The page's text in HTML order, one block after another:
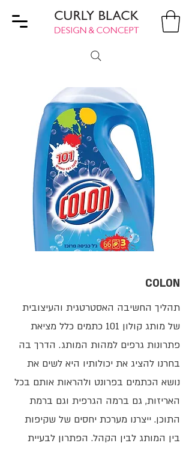
COLON​
תהליך החשיבה האסטרטגית והעיצובית
של מותג קולון 101 כתמים כלל מציאת
פתרונות גרפים למהות המותג. הדרך בה
בחרנו להציג את יכולותיו היא לשים את
נושא הכתמים בפרונט ולהראות אותם בכל
האריזות, גם ברמה הגרפית וגם ברמת
התוכן. ייצרנו מערכת יחסים של שקיפות
בין המותג לבין הקהל. הפתרון לבעיית